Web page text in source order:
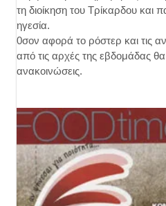
τη διοίκηση του Τρίκαρδου και
ηγεσία.
0σον αφορά το ρόστερ και τις
από τις αρχές της εβδομάδας
ανακοινώσεις.